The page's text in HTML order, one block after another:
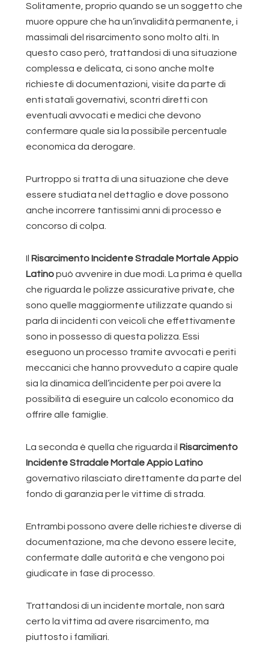
Solitamente, proprio quando se un soggetto che
muore oppure che ha un’invalidità permanente, i
massimali del risarcimento sono molto alti. In
questo caso però, trattandosi di una situazione
complessa e delicata, ci sono anche molte
richieste di documentazioni, visite da parte di
enti statali governativi, scontri diretti con
eventuali avvocati e medici che devono
confermare quale sia la possibile percentuale
economica da derogare.
Purtroppo si tratta di una situazione che deve
essere studiata nel dettaglio e dove possono
anche incorrere tantissimi anni di processo e
concorso di colpa.
Il Risarcimento Incidente Stradale Mortale Appio
Latinopuò avvenire in due modi. La prima è quella
che riguarda le polizze assicurative private, che
sono quelle maggiormente utilizzate quando si
parla di incidenti con veicoli che effettivamente
sono in possesso di questa polizza. Essi
eseguono un processo tramite avvocati e periti
meccanici che hanno provveduto a capire quale
sia la dinamica dell’incidente per poi avere la
possibilità di eseguire un calcolo economico da
offrire alle famiglie.
La seconda è quella che riguarda il Risarcimento
Incidente Stradale Mortale Appio Latino
governativo rilasciato direttamente da parte del
fondo di garanzia per le vittime di strada.
Entrambi possono avere delle richieste diverse di
documentazione, ma che devono essere lecite,
confermate dalle autorità e che vengono poi
giudicate in fase di processo.
Trattandosi di un incidente mortale, non sarà
certo la vittima ad avere risarcimento, ma
piuttosto i familiari.